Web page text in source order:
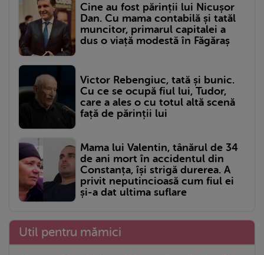
Cine au fost părinții lui Nicușor
Dan. Cu mama contabilă și tatăl
muncitor, primarul capitalei a
dus o viață modestă în Făgăraș
Victor Rebengiuc, tată și bunic.
Cu ce se ocupă fiul lui, Tudor,
care a ales o cu totul altă scenă
față de părinții lui
Mama lui Valentin, tânărul de 34
de ani mort în accidentul din
Constanța, își strigă durerea. A
privit neputincioasă cum fiul ei
și-a dat ultima suflare
Util pentru mămici